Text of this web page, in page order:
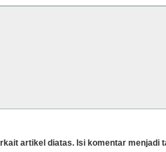
artikel diatas. Isi komentar menjadi